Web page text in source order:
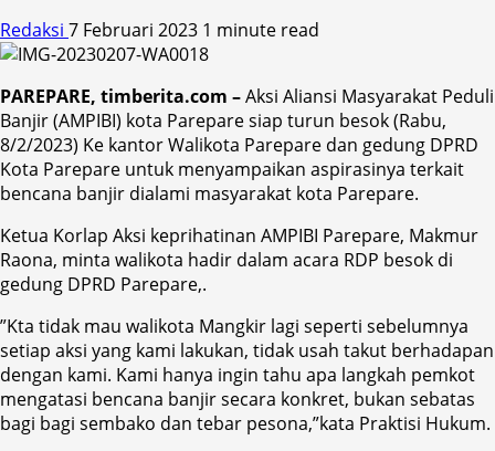
Redaksi 7 Februari 2023 1 minute read
PAREPARE, timberita.com –Aksi Aliansi Masyarakat Peduli
Banjir (AMPIBI) kota Parepare siap turun besok (Rabu,
8/2/2023) Ke kantor Walikota Parepare dan gedung DPRD
Kota Parepare untuk menyampaikan aspirasinya terkait
bencana banjir dialami masyarakat kota Parepare.
Ketua Korlap Aksi keprihatinan AMPIBI Parepare, Makmur
Raona, minta walikota hadir dalam acara RDP besok di
gedung DPRD Parepare,.
”Kta tidak mau walikota Mangkir lagi seperti sebelumnya
setiap aksi yang kami lakukan, tidak usah takut berhadapan
dengan kami. Kami hanya ingin tahu apa langkah pemkot
mengatasi bencana banjir secara konkret, bukan sebatas
bagi bagi sembako dan tebar pesona,”kata Praktisi Hukum.